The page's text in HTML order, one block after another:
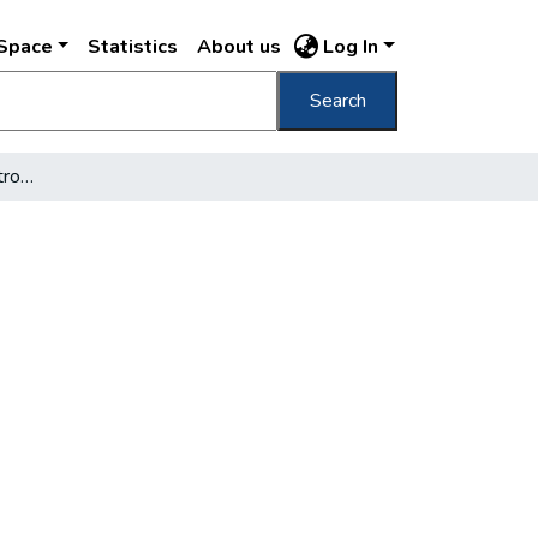
Statistics About us Log In
Search
Korszerű szocialista metropolis